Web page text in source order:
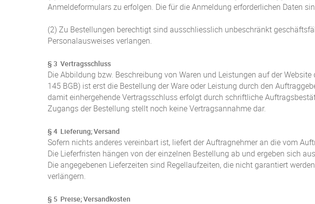
Anmeldeformulars zu erfolgen. Die für die Anmeldung erforderlichen Daten
(2) Zu Bestellungen berechtigt sind ausschliesslich unbeschränkt
Personalausweises verlangen.
§ 3 Vertragsschluss
Die Abbildung bzw. Beschreibung von Waren und Leistungen auf der
145 BGB) ist erst die Bestellung der Ware oder Leistung durch den
damit einhergehende Vertragsschluss erfolgt durch schriftliche
Zugangs der Bestellung stellt noch keine Vertragsannahme dar.
§ 4 Lieferung; Versand
Sofern nichts anderes vereinbart ist, liefert der Auftragnehmer an die vom
Die Lieferfristen hängen von der einzelnen Bestellung ab und ergeben sich
Die angegebenen Lieferzeiten sind Regellaufzeiten, die nicht garantiert
verlängern.
§ 5 Preise; Versandkosten